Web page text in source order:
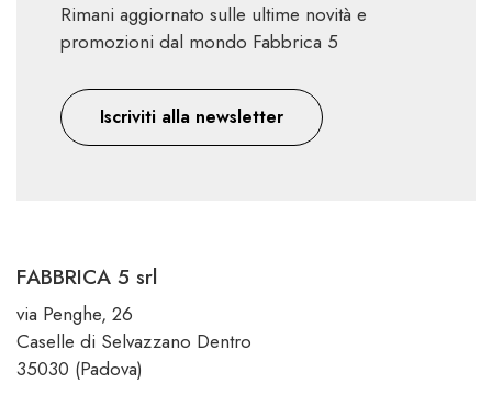
Rimani aggiornato sulle ultime novità e
promozioni dal mondo Fabbrica 5
Iscriviti alla newsletter
FABBRICA 5 srl
via Penghe, 26
Caselle di Selvazzano Dentro
35030 (Padova)